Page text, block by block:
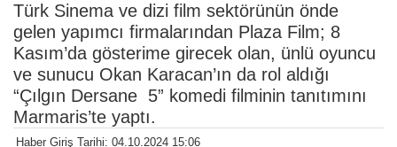
Türk Sinema ve dizi film sektörünün önde
gelen yapımcı firmalarından Plaza Film; 8
Kasım’da gösterime girecek olan, ünlü oyuncu
ve sunucu Okan Karacan’ın da rol aldığı
“Çılgın Dersane 5” komedi filminin tanıtımını
Marmaris’te yaptı.
Haber Giriş Tarihi: 04.10.2024 15:06